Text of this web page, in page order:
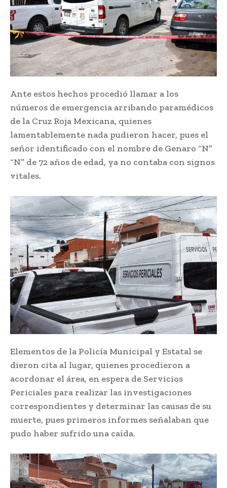
Ante estos hechos procedió llamar a los
números de emergencia arribando paramédicos
de la Cruz Roja Mexicana, quienes
lamentablemente nada pudieron hacer, pues el
señor identificado con el nombre de Genaro “N”
“N” de 72 años de edad, ya no contaba con signos
vitales.
Elementos de la Policía Municipal y Estatal se
dieron cita al lugar, quienes procedieron a
acordonar el área, en espera de Servicios
Periciales para realizar las investigaciones
correspondientes y determinar las causas de su
muerte, pues primeros informes señalaban que
pudo haber sufrido una caída.